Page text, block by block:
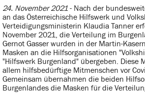
24. November 2021- Nach der
an das Österreichische Hilfswerk und
Verteidigungsministerin Klaudia Tanner
November 2021, die Verteilung im
Gernot Gasser wurden in der Martin-
Masken an die Hilfsorganisationen
"Hilfswerk Burgenland" übergeben. Diese
allem hilfsbedürftige Mitmenschen vor
Gemeinsam übernahmen die beiden
Burgenlandes die Masken für die